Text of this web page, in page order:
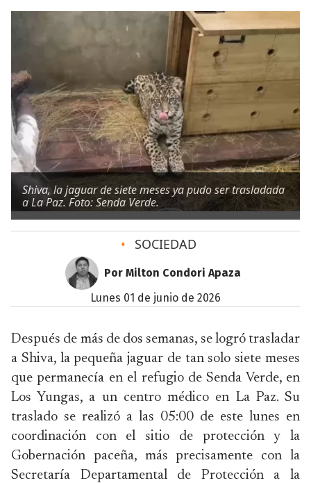
Shiva, la jaguar de siete meses ya pudo ser trasladada
a La Paz. Foto: Senda Verde.
• SOCIEDAD
Por Milton Condori Apaza
lunes 01 de junio de 2026
Después de más de dos semanas, se logró trasladar
a Shiva, la pequeña jaguar de tan solo siete meses
que permanecía en el refugio de Senda Verde, en
Los Yungas, a un centro médico en La Paz. Su
traslado se realizó a las 05:00 de este lunes en
coordinación con el sitio de protección y la
Gobernación paceña, más precisamente con la
Secretaría Departamental de Protección a la